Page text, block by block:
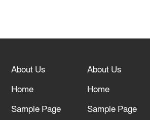
“অসহযোগ” আন্দোলনের হুমকি
দরজা খোলা রেখেছেন
About Us
Home
Sample Page
About Us
Home
Sample Page